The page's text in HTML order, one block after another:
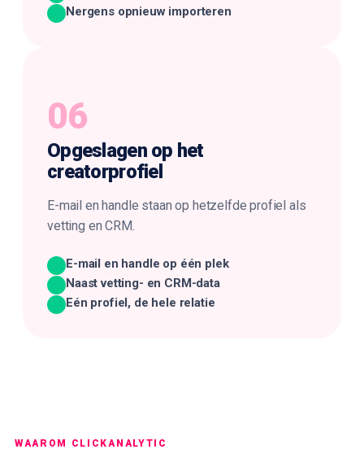
Nergens opnieuw importeren
06
Opgeslagen op het
creatorprofiel
E-mail en handle staan op hetzelfde profiel als
vetting en CRM.
E-mail en handle op één plek
Naast vetting- en CRM-data
Eén profiel, de hele relatie
WAAROM CLICKANALYTIC